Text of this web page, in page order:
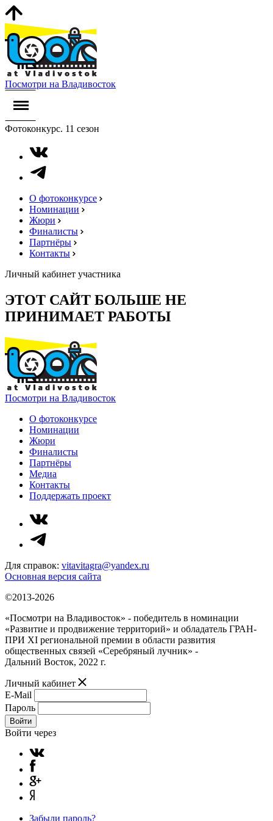
Посмотри на Владивосток
Фотоконкурс. 11 сезон
О фотоконкурсе
Номинации
Жюри
Финалисты
Партнёры
Контакты
Личный кабинет участника
ЭТОТ САЙТ БОЛЬШЕ НЕ
ПРИНИМАЕТ РАБОТЫ
Посмотри на Владивосток
О фотоконкурсе
Номинации
Жюри
Финалисты
Партнёры
Медиа
Контакты
Поддержать проект
Для справок: vitavitagra@yandex.ru
Основная версия сайта
©2013-2026
«Посмотри на Владивосток» - победитель в номинации
«Развитие и продвижение территорий» и обладатель ГРАН-
ПРИ XI региональной премии в области развития
общественных связей «Серебряный лучник» -
Дальний Восток, 2022 г.
Личный кабинет
E-Mail
Пароль
Войти
Войти через
Забыли пароль?